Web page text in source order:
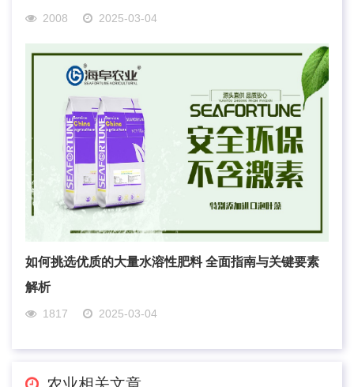
2008 2025-03-04
如何挑选优质的大量水溶性肥料 全面指南与关键要素
解析
1817 2025-03-04